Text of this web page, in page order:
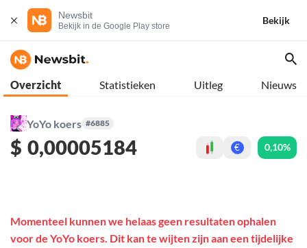
Newsbit
Bekijk in de Google Play store
Bekijk
Overzicht Statistieken Uitleg Nieuws
YoYo koers #6885
$ 0,00005184 € 0,10%
Momenteel kunnen we helaas geen resultaten ophalen
voor de YoYo koers. Dit kan te wijten zijn aan een tijdelijke